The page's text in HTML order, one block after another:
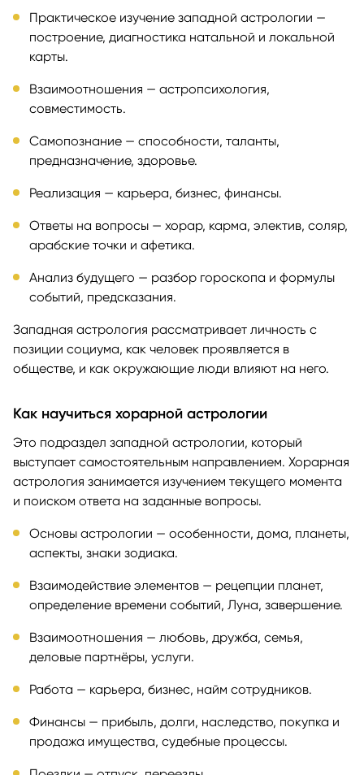
Практическое изучение западной астрологии —
построение, диагностика натальной и локальной
карты.
Взаимоотношения — астропсихология,
совместимость.
Самопознание — способности, таланты,
предназначение, здоровье.
Реализация — карьера, бизнес, финансы.
Ответы на вопросы — хорар, карма, электив, соляр,
арабские точки и афетика.
Анализ будущего — разбор гороскопа и формулы
событий, предсказания.
Западная астрология рассматривает личность с
позиции социума, как человек проявляется в
обществе, и как окружающие люди влияют на него.
Как научиться хорарной астрологии
Это подраздел западной астрологии, который
выступает самостоятельным направлением. Хорарная
астрология занимается изучением текущего момента
и поиском ответа на заданные вопросы.
Основы астрологии — особенности, дома, планеты,
аспекты, знаки зодиака.
Взаимодействие элементов — рецепции планет,
определение времени событий, Луна, завершение.
Взаимоотношения — любовь, дружба, семья,
деловые партнёры, услуги.
Работа — карьера, бизнес, найм сотрудников.
Финансы — прибыль, долги, наследство, покупка и
продажа имущества, судебные процессы.